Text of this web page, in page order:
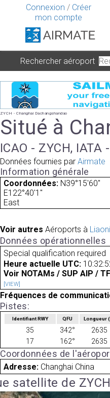
Connexion / Créer
mon compte
Rechercher aéroport
ZYCH - Changhai Dachangshandao
Situé à
ICAO - ZYCH, IATA
Données fournies par Airmate
Information générale
Coordonnées: N39°15'60"
E122°40'1"
East
Voir autres Aéroports à
Données opérationnelles
Special qualification required
Heure actuelle UTC:
Voir NOTAMs / SUP AIP /
[VIEW]
Fréquences de
Pistes:
Identifiant RWY QFU Longueur
35 342° 2635
17
162° 2635
Coordonnées de
Adresse: Changhai China
satellite de ZYCH